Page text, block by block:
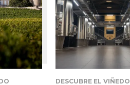
DESCUBRE EL VIÑEDO